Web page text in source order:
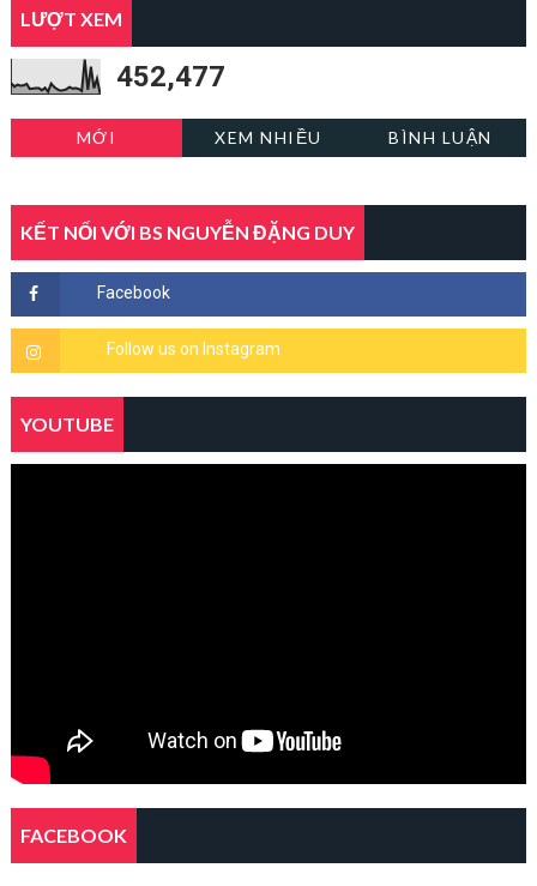
LƯỢT XEM
452,477
MỚI XEM NHIỀU BÌNH LUẬN
KẾT NỐI VỚI BS NGUYỄN ĐẶNG DUY
YOUTUBE
FACEBOOK